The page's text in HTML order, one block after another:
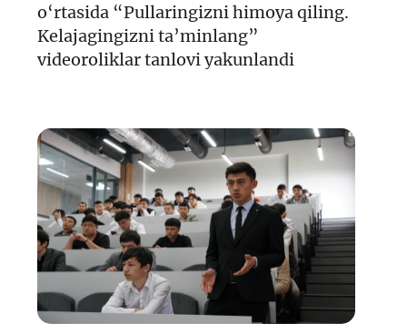
o‘rtasida “Pullaringizni himoya qiling.
Kelajagingizni ta’minlang”
videoroliklar tanlovi yakunlandi